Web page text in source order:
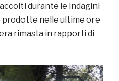
durante le indagini
nelle ultime ore
rimasta in rapporti di